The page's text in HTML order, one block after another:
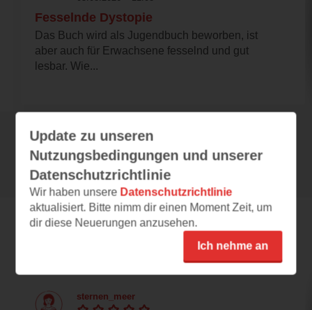
Fesselnde Dystopie
Das Buch wird als Jugendbuch beworben, ist
aber auch für Erwachsene fesselnd und gut
lesbar. Wie...
Alle 103 Rezensionen anzeigen
Leseeindrücke
sternen_meer
Update zu unseren
Nutzungsbedingungen und unserer
Datenschutzrichtlinie
Wir haben unsere Datenschutzrichtlinie
aktualisiert. Bitte nimm dir einen Moment Zeit, um
dir diese Neuerungen anzusehen.
Ich nehme an